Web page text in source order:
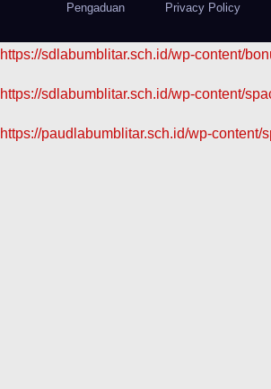
Pengaduan
Privacy Policy
https://sdlabumblitar.sch.id/wp-content/
https://sdlabumblitar.sch.id/wp-content/
https://paudlabumblitar.sch.id/wp-content/